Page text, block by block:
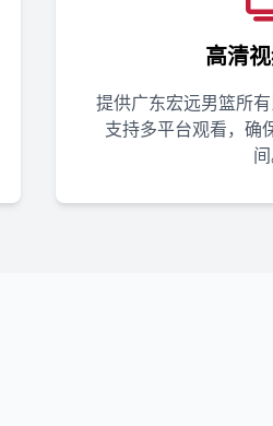
高清
提供广东宏远男篮所
支持多平台观看，确
间